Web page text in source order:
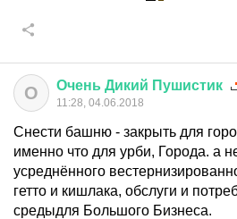
О Очень Дикий Пушистик
11:28, 04.06.2018
Снести башню - закрыть для
именно что для урби, Города. а
усреднённого
гетто и кишлака, обслуги и
средыдля Большого Бизнеса.